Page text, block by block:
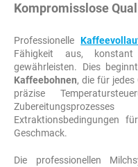
Kompromisslose
Professionelle
Fähigkeit aus,
gewährleisten. Dies
Kaffeebohnen, die für
präzise
Extraktionsbedingungen
Geschmack.
Die professionellen